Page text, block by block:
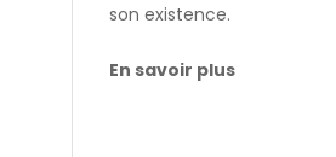
son existence.
En savoir plus